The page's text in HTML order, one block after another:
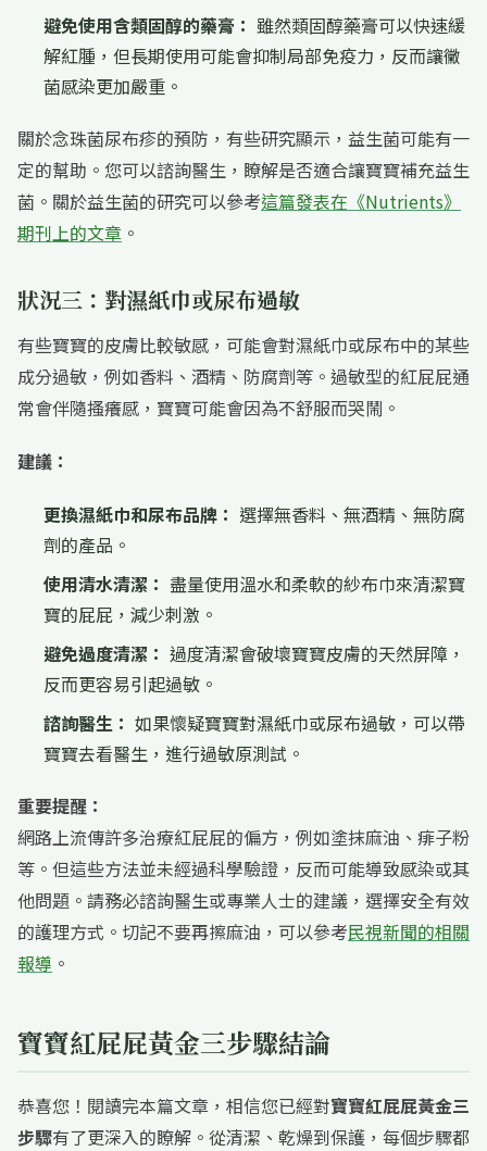
避免使用含類固醇的藥膏： 雖然類固醇藥膏可以快速緩
解紅腫，但長期使用可能會抑制局部免疫力，反而讓黴
菌感染更加嚴重。
關於念珠菌尿布疹的預防，有些研究顯示，益生菌可能有一
定的幫助。您可以諮詢醫生，瞭解是否適合讓寶寶補充益生
菌。關於益生菌的研究可以參考這篇發表在《Nutrients》
期刊上的文章 。
狀況三：對濕紙巾或尿布過敏
有些寶寶的皮膚比較敏感，可能會對濕紙巾或尿布中的某些
成分過敏，例如香料、酒精、防腐劑等。過敏型的紅屁屁通
常會伴隨搔癢感，寶寶可能會因為不舒服而哭鬧。
建議：
更換濕紙巾和尿布品牌： 選擇無香料、無酒精、無防腐
劑的產品。
使用清水清潔： 盡量使用溫水和柔軟的紗布巾來清潔寶
寶的屁屁，減少刺激。
避免過度清潔： 過度清潔會破壞寶寶皮膚的天然屏障，
反而更容易引起過敏。
諮詢醫生： 如果懷疑寶寶對濕紙巾或尿布過敏，可以帶
寶寶去看醫生，進行過敏原測試。
重要提醒：
網路上流傳許多治療紅屁屁的偏方，例如塗抹麻油、痱子粉
等。但這些方法並未經過科學驗證，反而可能導致感染或其
他問題。請務必諮詢醫生或專業人士的建議，選擇安全有效
的護理方式。切記不要再擦麻油，可以參考民視新聞的相關
報導 。
寶寶紅屁屁黃金三步驟結論
恭喜您！閱讀完本篇文章，相信您已經對寶寶紅屁屁黃金三
步驟有了更深入的瞭解。從清潔、乾燥到保護，每個步驟都